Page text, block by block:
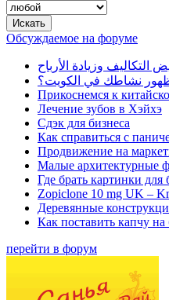
Обсуждаемое на форуме
وزيادة الأرباح
ظهور نشاطك في الكويت؟
Прикоснемся к
Лечение зубов в Хэйхэ
Сдэк для бизнеса
Как справиться с
Продвижение на
Малые архитектурные
Где брать картинки для
Zopiclone 10 mg UK –
Деревянные
Как поставить капчу
перейти в форум